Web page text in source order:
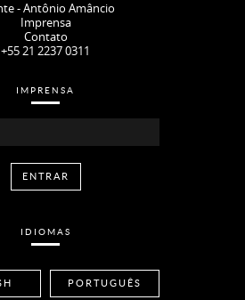
- Antônio Amâncio
Imprensa
Contato
+55 21 2237 0311
IMPRENSA
IDIOMAS
PORTUGUÊS